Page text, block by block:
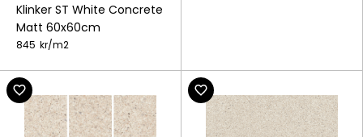
Klinker ST White Concrete
Matt 60x60cm
845 kr/m2